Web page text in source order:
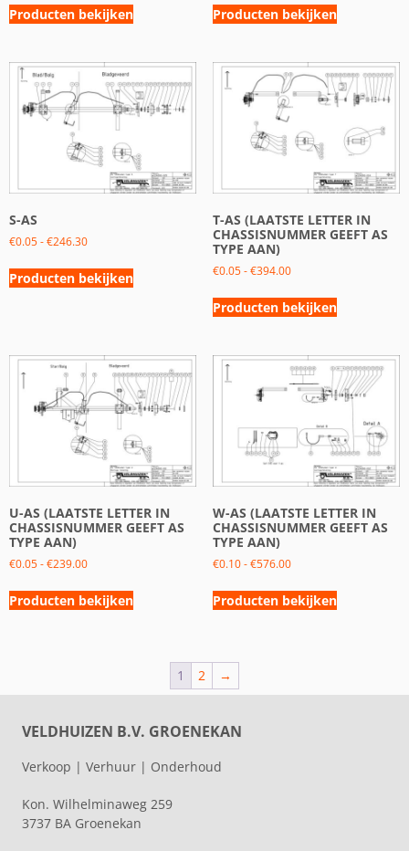
Producten bekijken Producten bekijken
S-AS
€0.05-€246.30
Producten bekijken
T-AS (LAATSTE LETTER IN
CHASSISNUMMER GEEFT AS
TYPE AAN)
€0.05 - €394.00
Producten bekijken
U-AS (LAATSTE LETTER IN
CHASSISNUMMER GEEFT AS
TYPE AAN)
€0.05-€239.00
Producten bekijken
W-AS (LAATSTE LETTER IN
CHASSISNUMMER GEEFT AS
TYPE AAN)
€0.10 - €576.00
Producten bekijken
1 2 →
VELDHUIZEN B.V. GROENEKAN
Verkoop | Verhuur | Onderhoud
Kon. Wilhelminaweg 259
3737 BA Groenekan